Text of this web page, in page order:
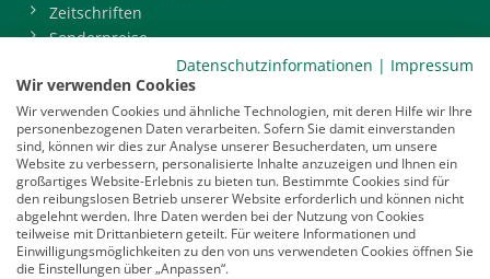
Zeitschriften
Sonderpreise
BDP-Mitgliederbereich
Service
Newsletter
Mediadaten
Infocenter
Veranstaltungen
Nachrichten
Abo kündigen
Datenschutzinformationen | Impressum
Wir verwenden Cookies
Wir verwenden Cookies und ähnliche Technologien, mit deren Hilfe wir Ihre
personenbezogenen Daten verarbeiten. Sofern Sie damit einverstanden
sind, können wir dies zur Analyse unserer Besucherdaten, um unsere
Website zu verbessern, personalisierte Inhalte anzuzeigen und Ihnen ein
großartiges Website-Erlebnis zu bieten tun. Bestimmte Cookies sind für
den reibungslosen Betrieb unserer Website erforderlich und können nicht
abgelehnt werden. Ihre Daten werden bei der Nutzung von Cookies
teilweise mit Drittanbietern geteilt. Für weitere Informationen und
Einwilligungsmöglichkeiten zu den von uns verwendeten Cookies öffnen Sie
die Einstellungen über „Anpassen“.